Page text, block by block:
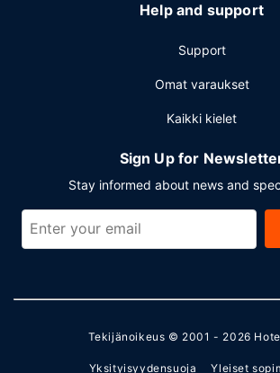
Help and support
Support
Omat varaukset
Kaikki kielet
Sign Up for
Stay informed about news and
Tekijänoikeus © 2001 - 2026
Yksityisyydensuoja Yleiset